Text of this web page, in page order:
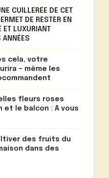
CUILLERÉE DE CET
DE RESTER EN
ET LUXURIANT
ANNÉES
cela, votre
– même les
fleurs roses
et le balcon : A vous
des fruits du
dans des